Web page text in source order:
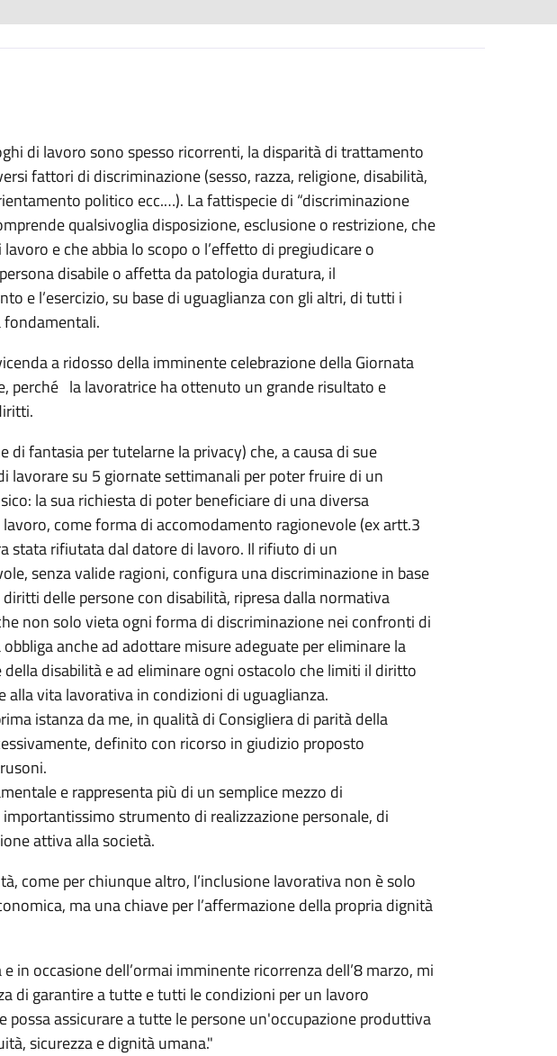
di lavoro sono spesso ricorrenti, la disparità di trattamento
fattori di discriminazione (sesso, razza, religione, disabilità,
politico ecc.…). La fattispecie di “discriminazione
qualsivoglia disposizione, esclusione o restrizione, che
e che abbia lo scopo o l’effetto di pregiudicare o
disabile o affetta da patologia duratura, il
e l’esercizio, su base di uguaglianza con gli altri, di tutti i
a ridosso della imminente celebrazione della Giornata
perché la lavoratrice ha ottenuto un grande risultato e
di fantasia per tutelarne la privacy) che, a causa di sue
lavorare su 5 giornate settimanali per poter fruire di un
la sua richiesta di poter beneficiare di una diversa
come forma di accomodamento ragionevole (ex artt.3
stata rifiutata dal datore di lavoro. Il rifiuto di un
senza valide ragioni, configura una discriminazione in base
delle persone con disabilità, ripresa dalla normativa
non solo vieta ogni forma di discriminazione nei confronti di
anche ad adottare misure adeguate per eliminare la
disabilità e ad eliminare ogni ostacolo che limiti il diritto
alla vita lavorativa in condizioni di uguaglianza.
istanza da me, in qualità di Consigliera di parità della
definito con ricorso in giudizio proposto
e rappresenta più di un semplice mezzo di
strumento di realizzazione personale, di
attiva alla società.
come per chiunque altro, l’inclusione lavorativa non è solo
ma una chiave per l’affermazione della propria dignità
in occasione dell’ormai imminente ricorrenza dell’8 marzo, mi
di garantire a tutte e tutti le condizioni per un lavoro
possa assicurare a tutte le persone un'occupazione produttiva
sicurezza e dignità umana."